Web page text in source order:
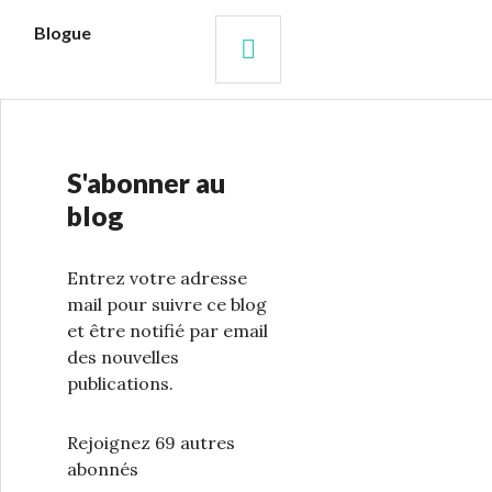
Blogue
S'abonner au
blog
Entrez votre adresse
mail pour suivre ce blog
et être notifié par email
des nouvelles
publications.
Rejoignez 69 autres
abonnés